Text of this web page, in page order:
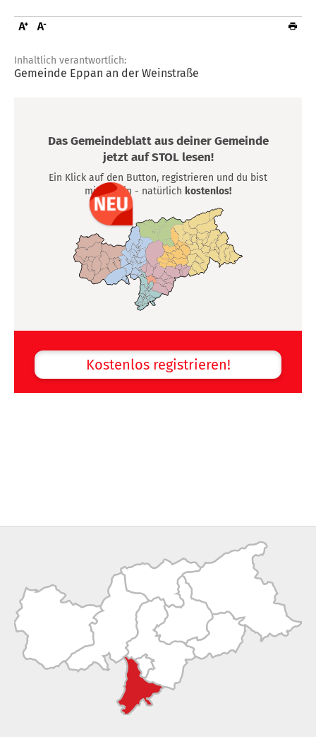
Inhaltlich verantwortlich:
Gemeinde Eppan an der Weinstraße
Das Gemeindeblatt aus deiner Gemeinde
jetzt auf STOL lesen!
Ein Klick auf den Button, registrieren und du bist
mittendrin - natürlich kostenlos!
Kostenlos registrieren!